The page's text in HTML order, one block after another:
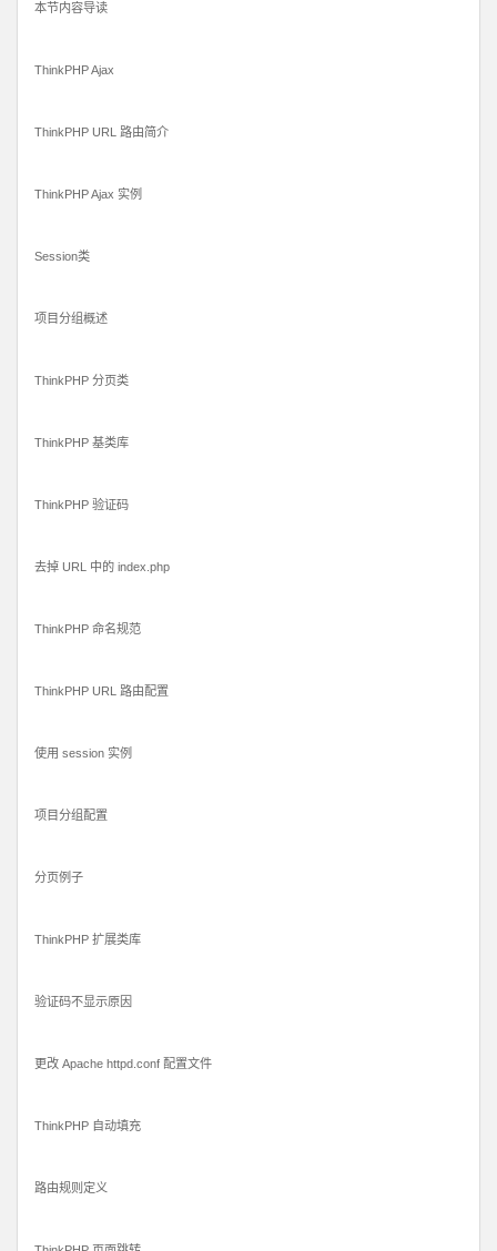
本节内容导读
ThinkPHP Ajax
ThinkPHP URL 路由简介
ThinkPHP Ajax 实例
Session类
项目分组概述
ThinkPHP 分页类
ThinkPHP 基类库
ThinkPHP 验证码
去掉 URL 中的 index.php
ThinkPHP 命名规范
ThinkPHP URL 路由配置
使用 session 实例
项目分组配置
分页例子
ThinkPHP 扩展类库
验证码不显示原因
更改 Apache httpd.conf 配置文件
ThinkPHP 自动填充
路由规则定义